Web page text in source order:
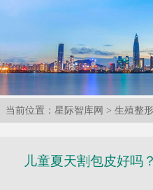
当前位置： 星际智库网 > 生殖整形
儿童夏天割包皮好吗